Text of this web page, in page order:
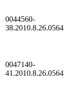
0044560-
38.2010.8.26.0564
0047140-
41.2010.8.26.0564